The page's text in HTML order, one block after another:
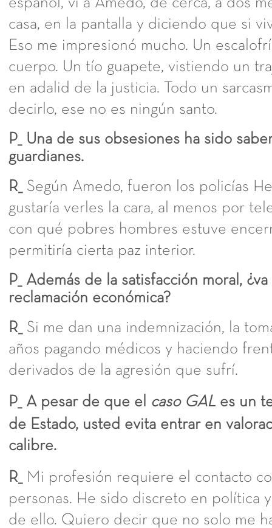
español, vi a Amedo, de cerca, a dos
casa, en la pantalla y diciendo que si
Eso me impresionó mucho. Un
cuerpo. Un tío guapete, vistiendo un
en adalid de la justicia. Todo un
decirlo, ese no es ningún santo.
P_ Una de sus obsesiones ha sido
guardianes.
R_
Según Amedo, fueron los policías
gustaría verles la cara, al menos por
con qué pobres hombres estuve
permitiría cierta paz interior.
P_ Además de la satisfacción moral,
reclamación económica?
R_
Si me dan una indemnización, la
años pagando médicos y haciendo
derivados de la agresión que sufrí.
P_ A pesar de que el caso GAL es un
de Estado, usted evita entrar en
calibre.
R_
Mi profesión requiere el contacto
personas. He sido discreto en política
de ello. Quiero decir que no solo me